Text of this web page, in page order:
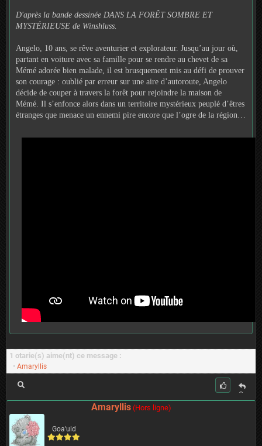
D'après la bande dessinée DANS LA FORÊT SOMBRE ET
MYSTÉRIEUSE de Winshluss.
Angelo, 10 ans, se rêve aventurier et explorateur. Jusqu’au jour où,
partant en voiture avec sa famille pour se rendre au chevet de sa
Mémé adorée bien malade, il est brusquement mis au défi de prouver
son courage : oublié par erreur sur une aire d’autoroute, Angelo
décide de couper à travers la forêt pour rejoindre la maison de
Mémé. Il s’enfonce alors dans un territoire mystérieux peuplé d’êtres
étranges que menace un ennemi pire encore que l’ogre de la région…
1 otarie(s) aime(nt) ce message :
• Amaryllis
C
Amaryllis (Hors ligne)
Goa'uld